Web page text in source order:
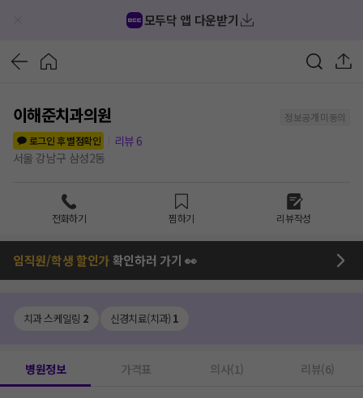
모두닥 앱 다운받기
이해준치과의원
정보공개 미동의
로그인 후 별점확인
리뷰 6
서울 강남구 삼성2동
전화하기 찜하기 리뷰작성
임직원/학생 할인가확인하러 가기 👀
치과 스케일링 2 신경치료(치과) 1
병원정보 가격표 의사(1) 리뷰(6)